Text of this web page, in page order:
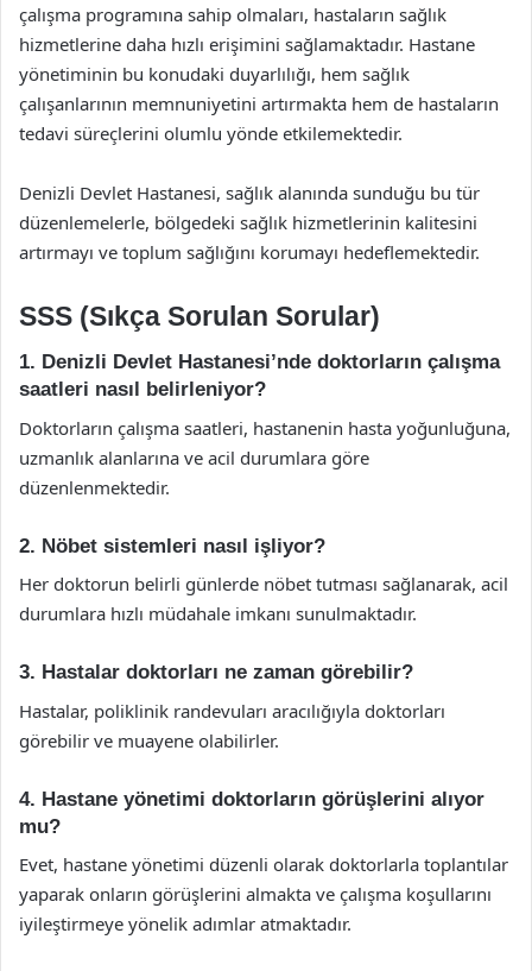
çalışma programına sahip olmaları, hastaların sağlık
hizmetlerine daha hızlı erişimini sağlamaktadır. Hastane
yönetiminin bu konudaki duyarlılığı, hem sağlık
çalışanlarının memnuniyetini artırmakta hem de hastaların
tedavi süreçlerini olumlu yönde etkilemektedir.
Denizli Devlet Hastanesi, sağlık alanında sunduğu bu tür
düzenlemelerle, bölgedeki sağlık hizmetlerinin kalitesini
artırmayı ve toplum sağlığını korumayı hedeflemektedir.
SSS (Sıkça Sorulan Sorular)
1. Denizli Devlet Hastanesi’nde doktorların çalışma
saatleri nasıl belirleniyor?
Doktorların çalışma saatleri, hastanenin hasta yoğunluğuna,
uzmanlık alanlarına ve acil durumlara göre
düzenlenmektedir.
2. Nöbet sistemleri nasıl işliyor?
Her doktorun belirli günlerde nöbet tutması sağlanarak, acil
durumlara hızlı müdahale imkanı sunulmaktadır.
3. Hastalar doktorları ne zaman görebilir?
Hastalar, poliklinik randevuları aracılığıyla doktorları
görebilir ve muayene olabilirler.
4. Hastane yönetimi doktorların görüşlerini alıyor
mu?
Evet, hastane yönetimi düzenli olarak doktorlarla toplantılar
yaparak onların görüşlerini almakta ve çalışma koşullarını
iyileştirmeye yönelik adımlar atmaktadır.